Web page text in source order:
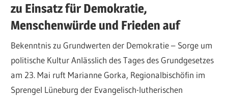
zu Einsatz für Demokratie,
Menschenwürde und Frieden auf
Bekenntnis zu Grundwerten der Demokratie – Sorge um
politische Kultur Anlässlich des Tages des Grundgesetzes
am 23. Mai ruft Marianne Gorka, Regionalbischöfin im
Sprengel Lüneburg der Evangelisch-lutherischen